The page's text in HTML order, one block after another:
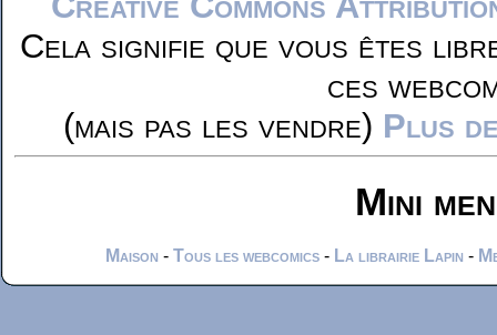
Cela signifie que vous êtes
ces
(mais pas les vendre) Plus
Mini
Maison - Tous les webcomics - La librairie Lapin -